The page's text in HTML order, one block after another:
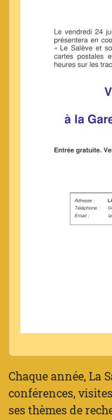
Chaque année, La
conférences,
ses thèmes de